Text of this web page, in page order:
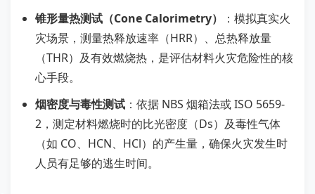
锥形量热测试（Cone Calorimetry）
：模拟真实火
灾场景，测量热释放速率（HRR）、总热释放量
（THR）及有效燃烧热，是评估材料火灾危险性的核
心手段。
烟密度与毒性测试 ：依据 NBS 烟箱法或 ISO 5659-
2，测定材料燃烧时的比光密度（Ds）及毒性气体
（如 CO、HCN、HCl）的产生量，确保火灾发生时
人员有足够的逃生时间。